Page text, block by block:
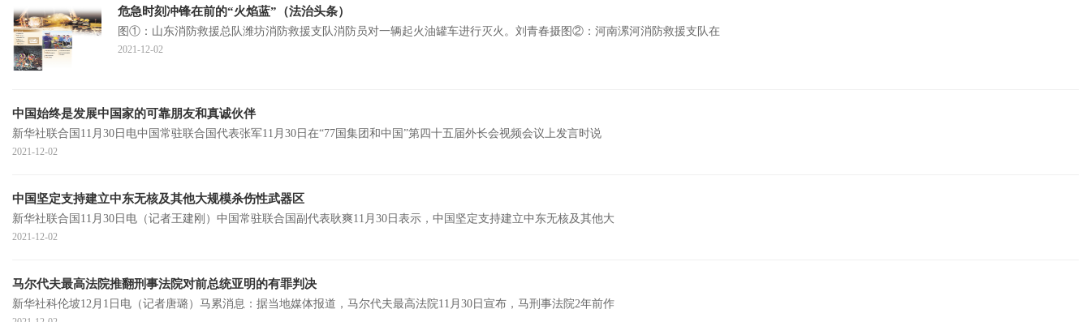
危急时刻冲锋在前的“火焰蓝”（法治头条）
图①：山东消防救援总队潍坊消防救援支队消防员对一辆起火油罐车进行灭火。刘青春摄图②：河南漯河消防救援支队在
2021-12-02
中国始终是发展中国家的可靠朋友和真诚伙伴
新华社联合国11月30日电中国常驻联合国代表张军11月30日在“77国集团和中国”第四十五届外长会视频会议上发言时说
2021-12-02
中国坚定支持建立中东无核及其他大规模杀伤性武器区
新华社联合国11月30日电（记者王建刚）中国常驻联合国副代表耿爽11月30日表示，中国坚定支持建立中东无核及其他大
2021-12-02
马尔代夫最高法院推翻刑事法院对前总统亚明的有罪判决
新华社科伦坡12月1日电（记者唐璐）马累消息：据当地媒体报道，马尔代夫最高法院11月30日宣布，马刑事法院2年前作